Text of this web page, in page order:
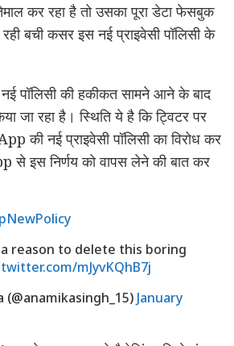
कर रहा है तो उसका पूरा डेटा फेसबुक
बची कसर इस नई प्राइवेसी पॉलिसी के
पॉलिसी की हकीकत सामने आने के बाद
जा रहा है। स्थिति ये है कि ट्विटर पर
की नई प्राइवेसी पॉलिसी का विरोध कर
इस निर्णय को वापस लेने की बात कर
reason to delete this boring
mJyvKQhB7j
January